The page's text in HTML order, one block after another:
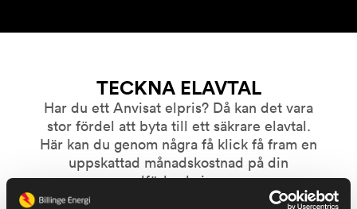
TECKNA ELAVTAL
Har du ett Anvisat elpris? Då kan det vara
stor fördel att byta till ett säkrare elavtal.
Här kan du genom några få klick få fram en
uppskattad månadskostnad på din
elförbrukning.
Börja med att välja en ungefärlig